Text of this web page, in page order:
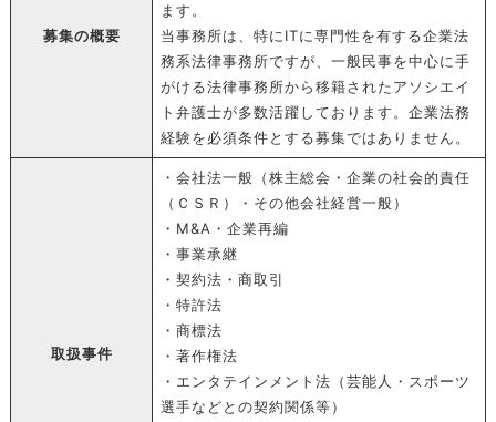
募集の概要
ます。
当事務所は、特にITに専門性を有する企業法
務系法律事務所ですが、一般民事を中心に手
がける法律事務所から移籍されたアソシエイ
ト弁護士が多数活躍しております。企業法務
経験を必須条件とする募集ではありません。
取扱事件
・会社法一般（株主総会・企業の社会的責任
（ＣＳＲ）・その他会社経営一般）
・M&A・企業再編
・事業承継
・契約法・商取引
・特許法
・商標法
・著作権法
・エンタテインメント法（芸能人・スポーツ
選手などとの契約関係等）